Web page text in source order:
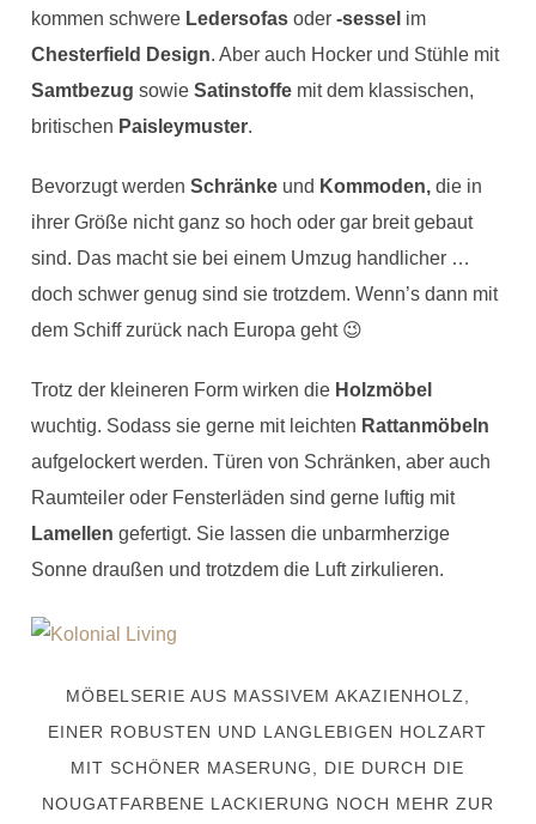
kommen schwere Ledersofasoder-sessel im
Chesterfield Design. Aber auch Hocker und Stühle mit
Samtbezug sowieSatinstoffe mit dem klassischen,
britischen Paisleymuster.
Bevorzugt werdenSchränke und Kommoden, die in
ihrer Größe nicht ganz so hoch oder gar breit gebaut
sind. Das macht sie bei einem Umzug handlicher …
doch schwer genug sind sie trotzdem. Wenn’s dann mit
dem Schiff zurück nach Europa geht 😉
Trotz der kleineren Form wirken die Holzmöbel
wuchtig. Sodass sie gerne mit leichten Rattanmöbeln
aufgelockert werden. Türen von Schränken, aber auch
Raumteiler oder Fensterläden sind gerne luftig mit
Lamellen gefertigt. Sie lassen die unbarmherzige
Sonne draußen und trotzdem die Luft zirkulieren.
MÖBELSERIE AUS MASSIVEM AKAZIENHOLZ,
EINER ROBUSTEN UND LANGLEBIGEN HOLZART
MIT SCHÖNER MASERUNG, DIE DURCH DIE
NOUGATFARBENE LACKIERUNG NOCH MEHR ZUR